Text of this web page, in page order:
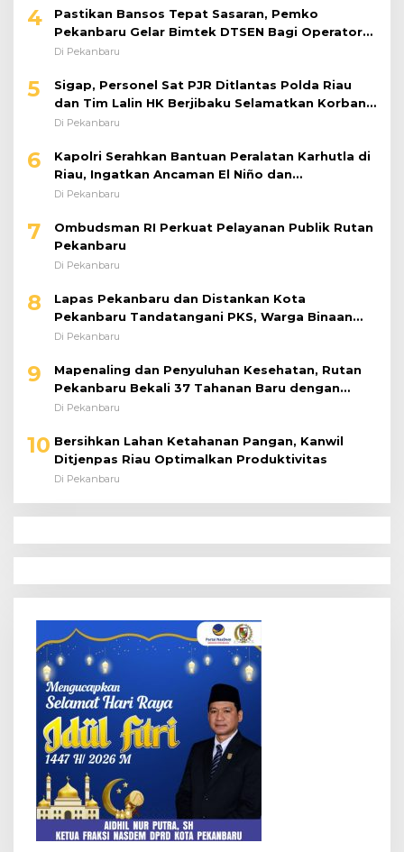
5
Sigap, Personel Sat PJR Ditlantas Polda Riau
dan Tim Lalin HK Berjibaku Selamatkan Korban
Kecelakaan di Tol Pekanbaru–Dumai
Di Pekanbaru
6
Kapolri Serahkan Bantuan Peralatan Karhutla di
Riau, Ingatkan Ancaman El Niño dan
Prioritaskan Pencegahan
Di Pekanbaru
7
Ombudsman RI Perkuat Pelayanan Publik Rutan
Pekanbaru
Di Pekanbaru
8
Lapas Pekanbaru dan Distankan Kota
Pekanbaru Tandatangani PKS, Warga Binaan
Dibekali Keterampilan Peternakan Ayam Petelur
Di Pekanbaru
9
Mapenaling dan Penyuluhan Kesehatan, Rutan
Pekanbaru Bekali 37 Tahanan Baru dengan
Edukasi TBC, HIV, dan Bahaya Narkoba
Di Pekanbaru
10
Bersihkan Lahan Ketahanan Pangan, Kanwil
Ditjenpas Riau Optimalkan Produktivitas
Di Pekanbaru